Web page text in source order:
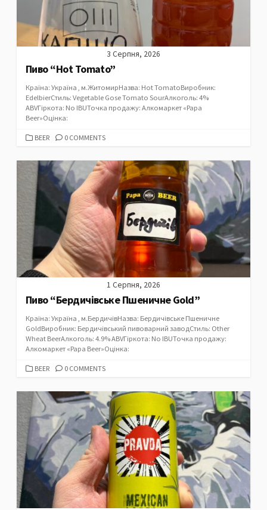
3 Серпня, 2026
Пиво “Hot Tomato”
Країна: Україна , м.ЖитомирНазва: Hot TomatoВиробник:
EdelbierСтиль: Vegetable Gose Tomato SourАлкоголь: 4%
ABVГіркота: No IBUТочка продажу: Алкомаркет «Papa
Beer»Оцінка:
CATEGORIES
BEER 0 COMMENTS
1 Серпня, 2026
Пиво “Бердичівське Пшеничне Gold”
Країна: Україна , м.БердичівНазва: Бердичівське Пшеничне
GoldВиробник: Бердичівський пивоварний заводСтиль: Other
Wheat BeerАлкоголь: 4.9% ABVГіркота: No IBUТочка продажу:
Алкомаркет «Papa Beer»Оцінка:
CATEGORIES
BEER 0 COMMENTS